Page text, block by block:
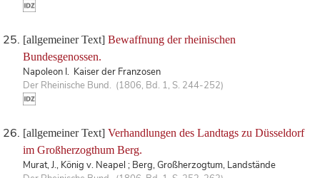
[allgemeiner Text] Bewaffnung der rheinischen
Bundesgenossen.
Napoleon I. Kaiser der Franzosen
Der Rheinische Bund. (1806, Bd. 1, S. 244-252)
[allgemeiner Text] Verhandlungen des Landtags zu Düsseldorf
im Großherzogthum Berg.
Murat, J., König v. Neapel ; Berg, Großherzogtum, Landstände